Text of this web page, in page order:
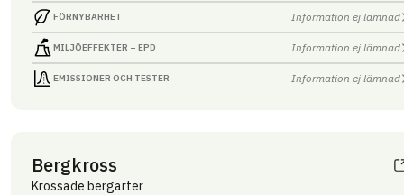
FÖRNYBARHET Information ej lämnad
MILJÖEFFEKTER – EPD Information ej lämnad
EMISSIONER OCH TESTER Information ej lämnad
Bergkross
Krossade bergarter